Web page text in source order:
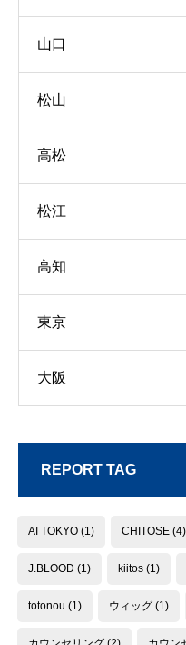
山口
松山
高松
松江
高知
東京
大阪
REPORT TAG
AI TOKYO (1) CHITOSE (4)
J.BLOOD (1) kiitos (1)
totonou (1) ウィッグ (1)